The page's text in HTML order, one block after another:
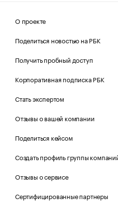
О проекте
Поделиться новостью на РБК
Получить пробный доступ
Корпоративная подписка РБК
Стать экспертом
Отзывы о вашей компании
Поделиться кейсом
Создать профиль группы
Отзывы о сервисе
Сертифицированные партнеры